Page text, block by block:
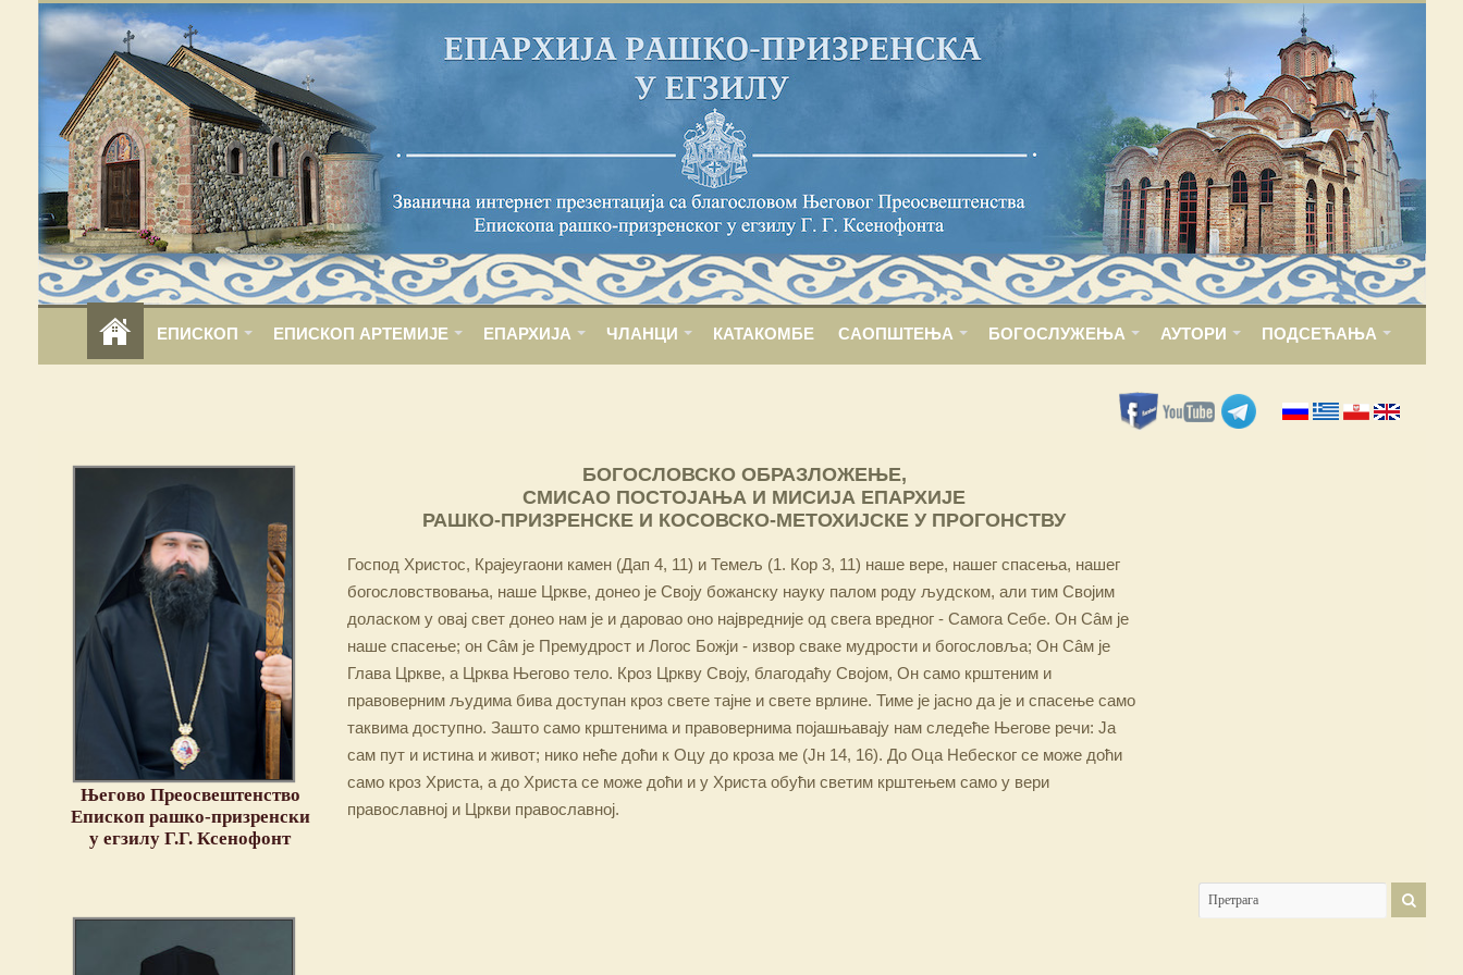
ЕПИСКОП ЕПИСКОП АРТЕМИЈЕ ЕПАРХИЈА ЧЛАНЦИ КАТАКОМБЕ САОПШТЕЊА БОГОСЛУЖЕЊА АУТОРИ ПОДСЕЋАЊА
Његово Преосвештенство
Епископ рашко-призренски
у егзилу Г.Г. Ксенофонт
БОГОСЛОВСКО ОБРАЗЛОЖЕЊЕ,
СМИСАО ПОСТОЈАЊА И МИСИЈА ЕПАРХИЈЕ
РАШКО-ПРИЗРЕНСКЕ И КОСОВСКО-МЕТОХИЈСКЕ У ПРОГОНСТВУ
Господ Христос, Крајеугаони камен (Дап 4, 11) и Темељ (1. Кор 3, 11) наше вере, нашег спасења, нашег
богословствовања, наше Цркве, донео је Своју божанску науку палом роду људском, али тим Својим
доласком у овај свет донео нам је и даровао оно највредније од свега вредног - Самога Себе. Он Сâм је
наше спасење; он Сâм је Премудрост и Логос Божји - извор сваке мудрости и богословља; Он Сâм је
Глава Цркве, а Црква Његово тело. Кроз Цркву Своју, благодаћу Својом, Он само крштеним и
правоверним људима бива доступан кроз свете тајне и свете врлине. Тиме је јасно да је и спасење само
таквима доступно. Зашто само крштенима и правовернима појашњавају нам следеће Његове речи: Ја
сам пут и истина и живот; нико неће доћи к Оцу до кроза ме (Јн 14, 16). До Оца Небеског се може доћи
само кроз Христа, а до Христа се може доћи и у Христа обући светим крштењем само у вери
православној и Цркви православној.